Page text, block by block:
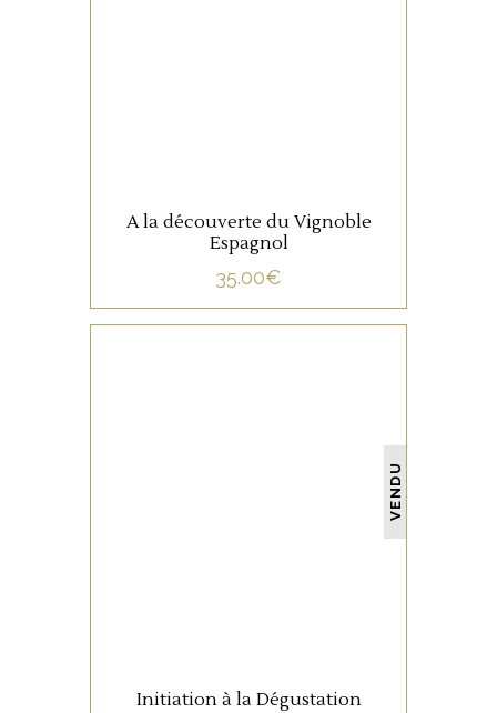
A la découverte du Vignoble
Espagnol
35.00€
VENDU
Initiation à la Dégustation